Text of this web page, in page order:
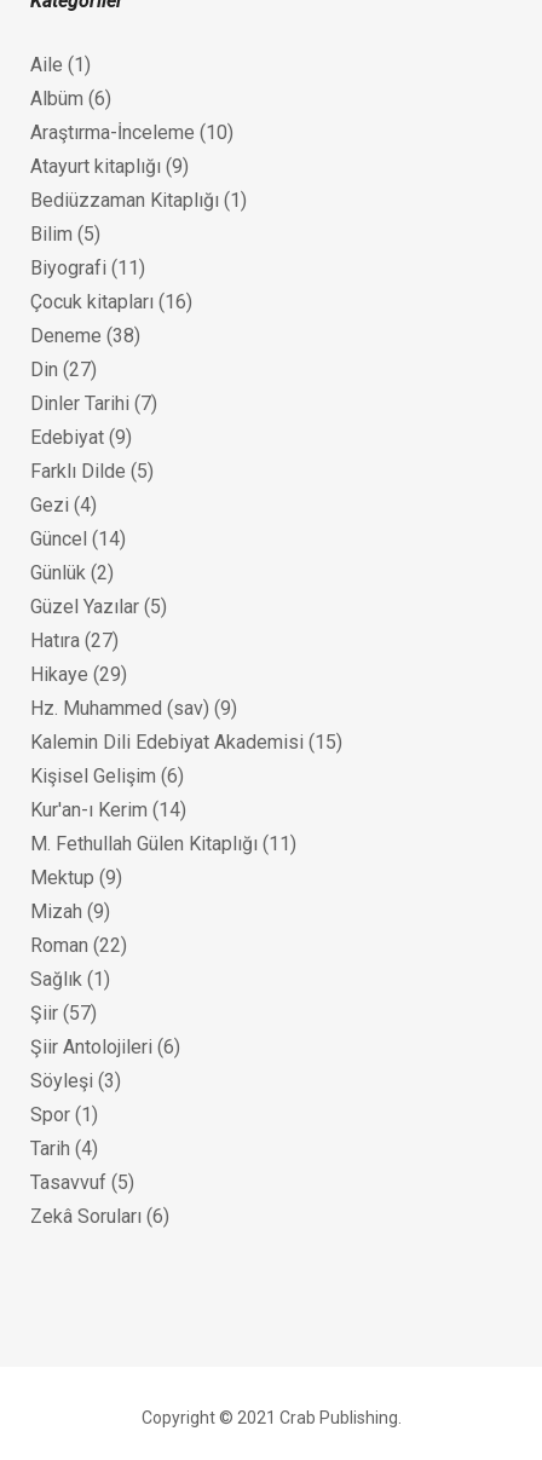
Aile (1)
Albüm (6)
Araştırma-İnceleme (10)
Atayurt kitaplığı (9)
Bediüzzaman Kitaplığı (1)
Bilim (5)
Biyografi (11)
Çocuk kitapları (16)
Deneme (38)
Din (27)
Dinler Tarihi (7)
Edebiyat (9)
Farklı Dilde (5)
Gezi (4)
Güncel (14)
Günlük (2)
Güzel Yazılar (5)
Hatıra (27)
Hikaye (29)
Hz. Muhammed (sav) (9)
Kalemin Dili Edebiyat Akademisi (15)
Kişisel Gelişim (6)
Kur'an-ı Kerim (14)
M. Fethullah Gülen Kitaplığı (11)
Mektup (9)
Mizah (9)
Roman (22)
Sağlık (1)
Şiir (57)
Şiir Antolojileri (6)
Söyleşi (3)
Spor (1)
Tarih (4)
Tasavvuf (5)
Zekâ Soruları (6)
Copyright © 2021 Crab Publishing.